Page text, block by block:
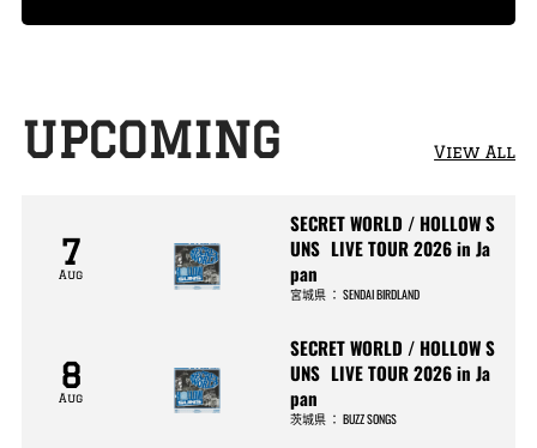
29 tickets left!
UPCOMING View All
7
Aug
SECRET WORLD / HOLLOW S
UNS LIVE TOUR 2026 in Ja
pan
宮城県 ：SENDAI BIRDLAND
8
Aug
SECRET WORLD / HOLLOW S
UNS LIVE TOUR 2026 in Ja
pan
茨城県 ：BUZZ SONGS